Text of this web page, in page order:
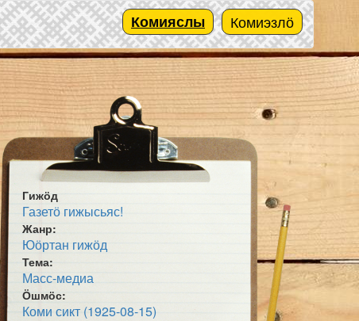
Комиэзлӧ
Комияслы
Гижӧд
Газетӧ гижысьяс!
Жанр:
Юӧртан гижӧд
Тема:
Масс-медиа
Ӧшмӧс:
Коми сикт (1925-08-15)